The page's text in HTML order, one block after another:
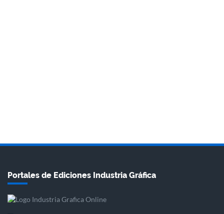
Portales de Ediciones Industria Gráfica